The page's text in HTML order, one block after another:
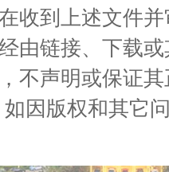
收到上述文件
由链接、下载
不声明或保证
因版权和其它